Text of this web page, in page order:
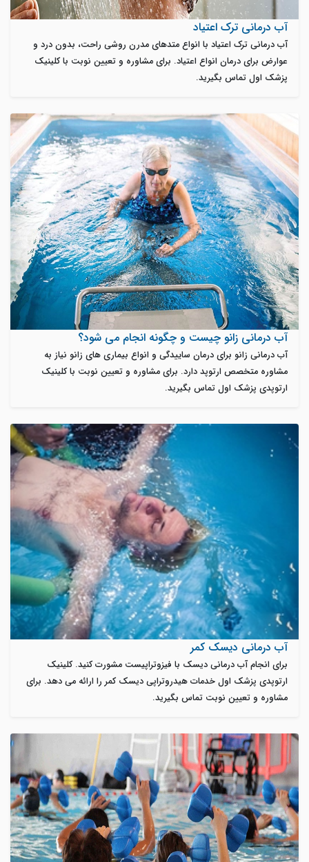
آب درمانی ترک اعتیاد
آب درمانی ترک اعتیاد با انواع متدهای مدرن روشی راحت، بدون درد و
عوارض برای درمان انواع اعتیاد. برای مشاوره و تعیین نوبت با کلینیک
پزشک اول تماس بگیرید.
آب درمانی زانو چیست و چگونه انجام می‌ شود؟
آب درمانی زانو برای درمان ساییدگی و انواع بیماری های زانو نیاز به
مشاوره متخصص ارتوپد دارد. برای مشاوره و تعیین نوبت با کلینیک
ارتوپدی پزشک اول تماس بگیرید.
آب درمانی دیسک کمر
برای انجام آب درمانی دیسک با فیزوتراپیست مشورت کنید. کلینیک
ارتوپدی پزشک اول خدمات هیدروتراپی دیسک کمر را ارائه می دهد. برای
مشاوره و تعیین نوبت تماس بگیرید.